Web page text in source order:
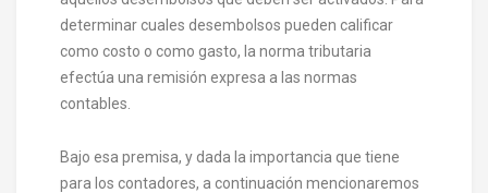
determinar cuales desembolsos pueden calificar
como costo o como gasto, la norma tributaria
efectúa una remisión expresa a las normas
contables.
Bajo esa premisa, y dada la importancia que tiene
para los contadores, a continuación mencionaremos